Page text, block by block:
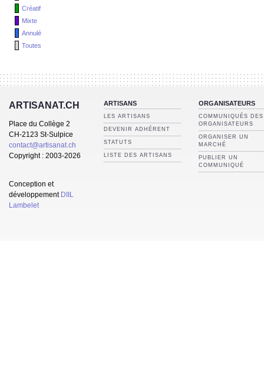
Créatif
Mixte
Annulé
Toutes
ARTISANAT.CH
Place du Collège 2
CH-2123 St-Sulpice
contact@artisanat.ch
Copyright : 2003-2026
Conception et
développement DIIL
Lambelet
ARTISANS
LES ARTISANS
DEVENIR ADHÉRENT
STATUTS
LISTE DES ARTISANS
ORGANISATEURS
COMMUNIQUÉS DES
ORGANISATEURS
ORGANISER UN
MARCHÉ
PUBLIER UN
COMMUNIQUÉ